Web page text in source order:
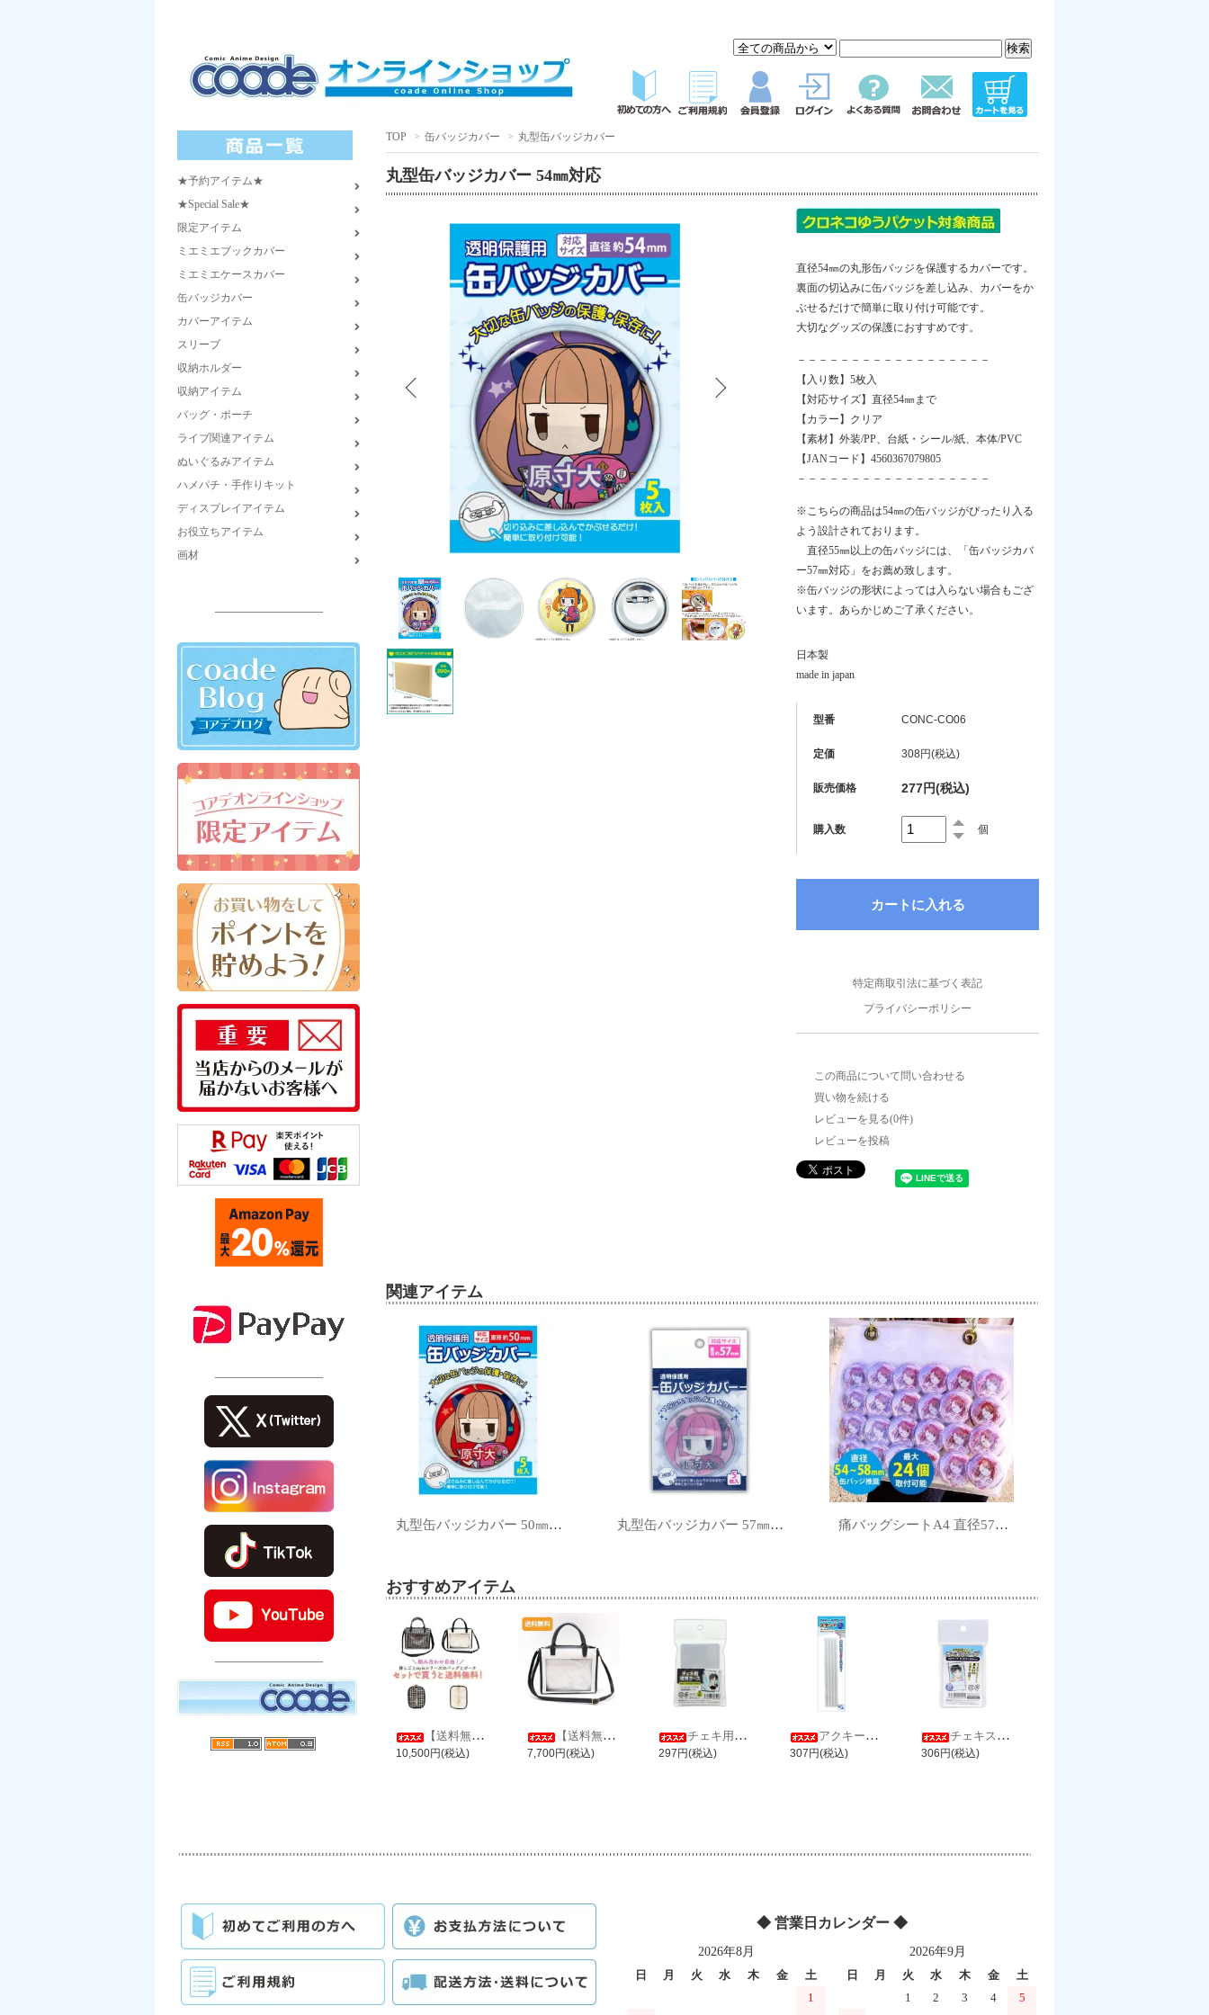
★予約アイテム★
★Special Sale★
限定アイテム
ミエミエブックカバー
ミエミエケースカバー
缶バッジカバー
カバーアイテム
スリーブ
収納ホルダー
収納アイテム
バッグ・ポーチ
ライブ関連アイテム
ぬいぐるみアイテム
ハメパチ・手作りキット
ディスプレイアイテム
お役立ちアイテム
画材
――――――――――
――――――――――
――――――――――
TOP > 缶バッジカバー > 丸型缶バッジカバー
丸型缶バッジカバー 54㎜対応
直径54㎜の丸形缶バッジを保護するカバーです。
裏面の切込みに缶バッジを差し込み、カバーをか
ぶせるだけで簡単に取り付け可能です。
大切なグッズの保護におすすめです。
－－－－－－－－－－－－－－－－－－
【入り数】5枚入
【対応サイズ】直径54㎜まで
【カラー】クリア
【素材】外装/PP、台紙・シール/紙、本体/PVC
【JANコード】4560367079805
－－－－－－－－－－－－－－－－－－
※こちらの商品は54㎜の缶バッジがぴったり入る
よう設計されております。
直径55㎜以上の缶バッジには、「缶バッジカバ
ー57㎜対応」をお薦め致します。
※缶バッジの形状によっては入らない場合もござ
います。あらかじめご了承ください。
日本製
made in japan
型番 CONC-CO06
定価 308円(税込)
販売価格 277円(税込)
購入数 個
特定商取引法に基づく表記
プライバシーポリシー
この商品について問い合わせる
買い物を続ける
レビューを見る(0件)
レビューを投稿
関連アイテム
丸型缶バッジカバー 50㎜対応 丸型缶バッジカバー 57㎜対応 痛バッグシートA4 直径57㎜推奨 24個用
おすすめアイテム
【送料無料】推しごとstyle ミニバッグ＋ミニポーチセット
10,500円(税込)
【送料無料】推しごとstyle ミニバッグ レース Ver.
7,700円(税込)
チェキ用硬質ケース
297円(税込)
アクキー・ラバスト用スタンド バニラ
307円(税込)
チェキスリーブ
306円(税込)
◆ 営業日カレンダー ◆
2026年8月
日
月 火 水 木 金
土
1
2026年9月
日
月 火 水 木 金
土
1
2 3 4
5